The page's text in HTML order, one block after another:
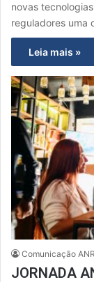
novas
reguladores uma
Leia mais »
Comunicação ANR
JORNADA